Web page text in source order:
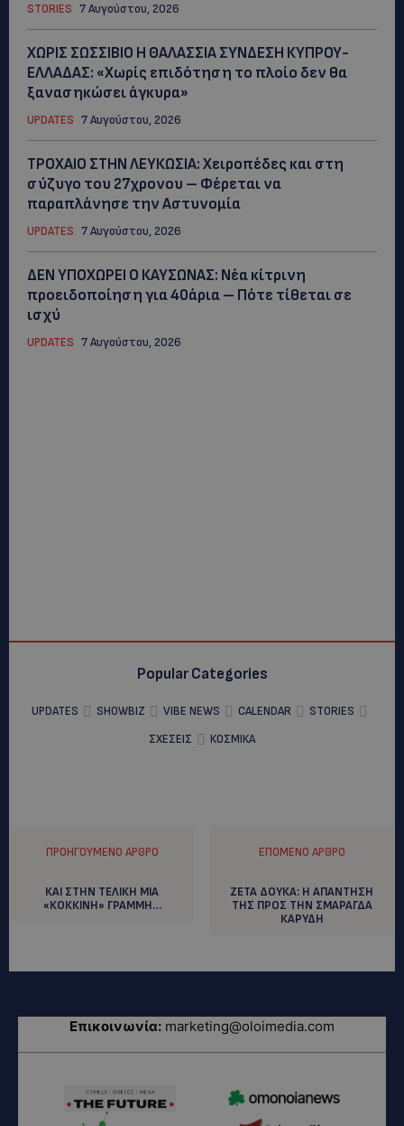
STORIES 7 Αυγούστου, 2026
ΧΩΡΙΣ ΣΩΣΣΙΒΙΟ Η ΘΑΛΑΣΣΙΑ ΣΥΝΔΕΣΗ ΚΥΠΡΟΥ-
ΕΛΛΑΔΑΣ: «Χωρίς επιδότηση το πλοίο δεν θα
ξανασηκώσει άγκυρα»
UPDATES 7 Αυγούστου, 2026
ΤΡΟΧΑΙΟ ΣΤΗΝ ΛΕΥΚΩΣΙΑ: Χειροπέδες και στη
σύζυγο του 27χρονου – Φέρεται να
παραπλάνησε την Αστυνομία
UPDATES 7 Αυγούστου, 2026
ΔΕΝ ΥΠΟΧΩΡΕΙ Ο ΚΑΥΣΩΝΑΣ: Νέα κίτρινη
προειδοποίηση για 40άρια – Πότε τίθεται σε
ισχύ
UPDATES 7 Αυγούστου, 2026
Popular Categories
UPDATES SHOWBIZ VIBE NEWS CALENDAR
STORIES
ΣΧΕΣΕΙΣ
ΚΟΣΜΙΚΑ
ΠΡΟΗΓΟΎΜΕΝΟ ΆΡΘΡΟ
ΚΑΙ ΣΤΗΝ ΤΕΛΙΚΗ ΜΙΑ
«ΚΟΚΚΙΝΗ» ΓΡΑΜΜΗ…
ΕΠΌΜΕΝΟ ΆΡΘΡΟ
ΖΕΤΑ ΔΟΥΚΑ: H AΠΑΝΤΗΣΗ
ΤΗΣ ΠΡΟΣ ΤΗN ΣΜΑΡΑΓΔΑ
ΚΑΡΥΔΗ
Επικοινωνία: marketing@oloimedia.com